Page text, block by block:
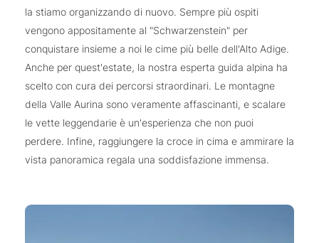
la stiamo organizzando di nuovo. Sempre più ospiti
vengono appositamente al "Schwarzenstein" per
conquistare insieme a noi le cime più belle dell'Alto Adige.
Anche per quest'estate, la nostra esperta guida alpina ha
scelto con cura dei percorsi straordinari. Le montagne
della Valle Aurina sono veramente affascinanti, e scalare
le vette leggendarie è un'esperienza che non puoi
perdere. Infine, raggiungere la croce in cima e ammirare la
vista panoramica regala una soddisfazione immensa.